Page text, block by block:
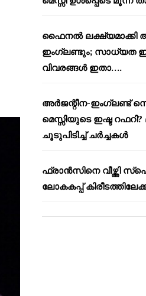
ഫൈനൽ ലക്ഷ്യമാക്കി
ഇംഗ്ലണ്ടും; സാധ്യത
വിവരങ്ങൾ ഇതാ….
അർജന്റീന-ഇംഗ്ലണ്ട്
മെസ്സിയുടെ ഇഷ്ട
ചൂടുപിടിച്ച് ചർച്ചകൾ
ഫ്രാൻസിനെ വീഴ്ത്തി
ലോകകപ്പ്